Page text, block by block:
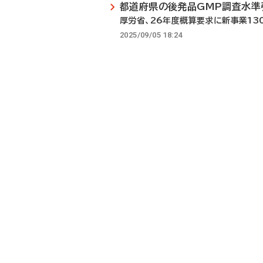
都道府県の後発品GMP調査水準
厚労省、26年度概算要求に新事業
2025/09/05 18:24